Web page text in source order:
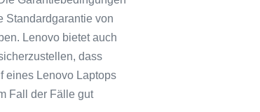
Standardgarantie von
Lenovo bietet auch
dass
eines Lenovo Laptops
Fall der Fälle gut